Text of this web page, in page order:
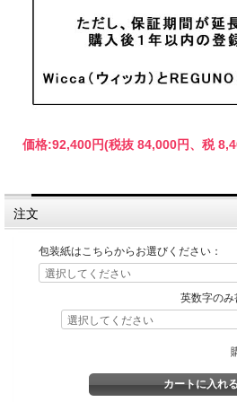
価格:92,400円(税抜 84,000円、税
注文
包装紙はこちらからお選びください：
英数字のみ